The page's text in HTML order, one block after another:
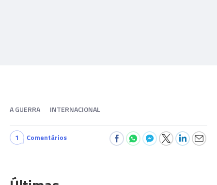
A GUERRA INTERNACIONAL
1 Comentários